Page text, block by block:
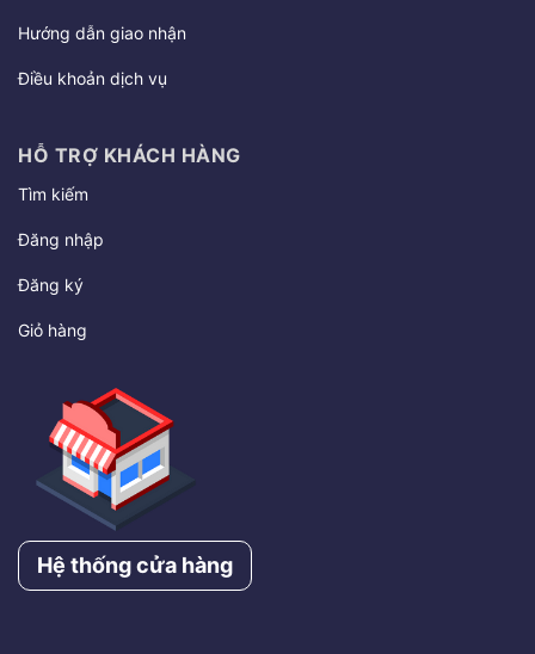
Hướng dẫn giao nhận
Điều khoản dịch vụ
HỖ TRỢ KHÁCH HÀNG
Tìm kiếm
Đăng nhập
Đăng ký
Giỏ hàng
Hệ thống cửa hàng